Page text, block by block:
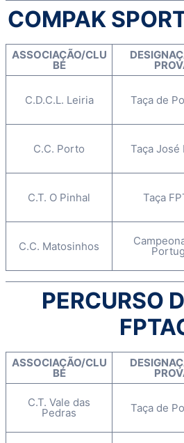
COMPAK
ASSOCIAÇÃO/CLU
BE
C.D.C.L. Leiria Taça de
C.C. Porto Taça José
C.T. O Pinhal Taça
C.C. Matosinhos
PERCURSO
ASSOCIAÇÃO/CLU
BE
C.T. Vale das
Pedras Taça de